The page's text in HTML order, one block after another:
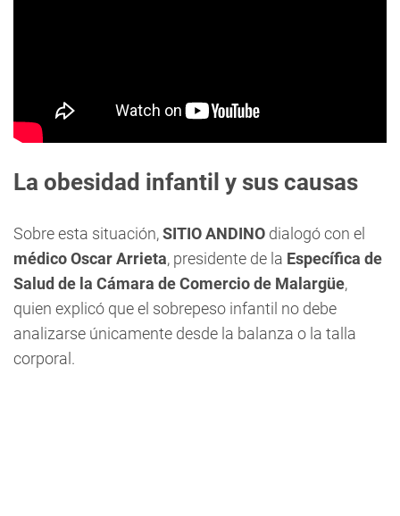
La obesidad infantil y sus causas
Sobre esta situación,SITIO ANDINO dialogó con el
médico Oscar Arrieta, presidente de la Específica de
Salud de la Cámara de Comercio de Malargüe,
quien explicó que el sobrepeso infantil no debe
analizarse únicamente desde la balanza o la talla
corporal.